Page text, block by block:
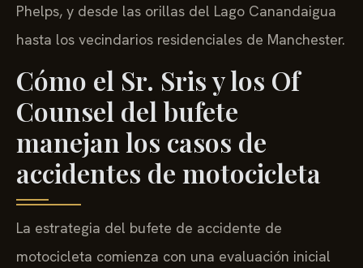
Phelps, y desde las orillas del Lago Canandaigua
hasta los vecindarios residenciales de Manchester.
Cómo el Sr. Sris y los Of
Counsel del bufete
manejan los casos de
accidentes de motocicleta
La estrategia del bufete de accidente de
motocicleta comienza con una evaluación inicial